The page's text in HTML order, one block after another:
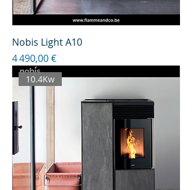
Nobis Light A10
Prix
4 490,00 €
10.4Kw